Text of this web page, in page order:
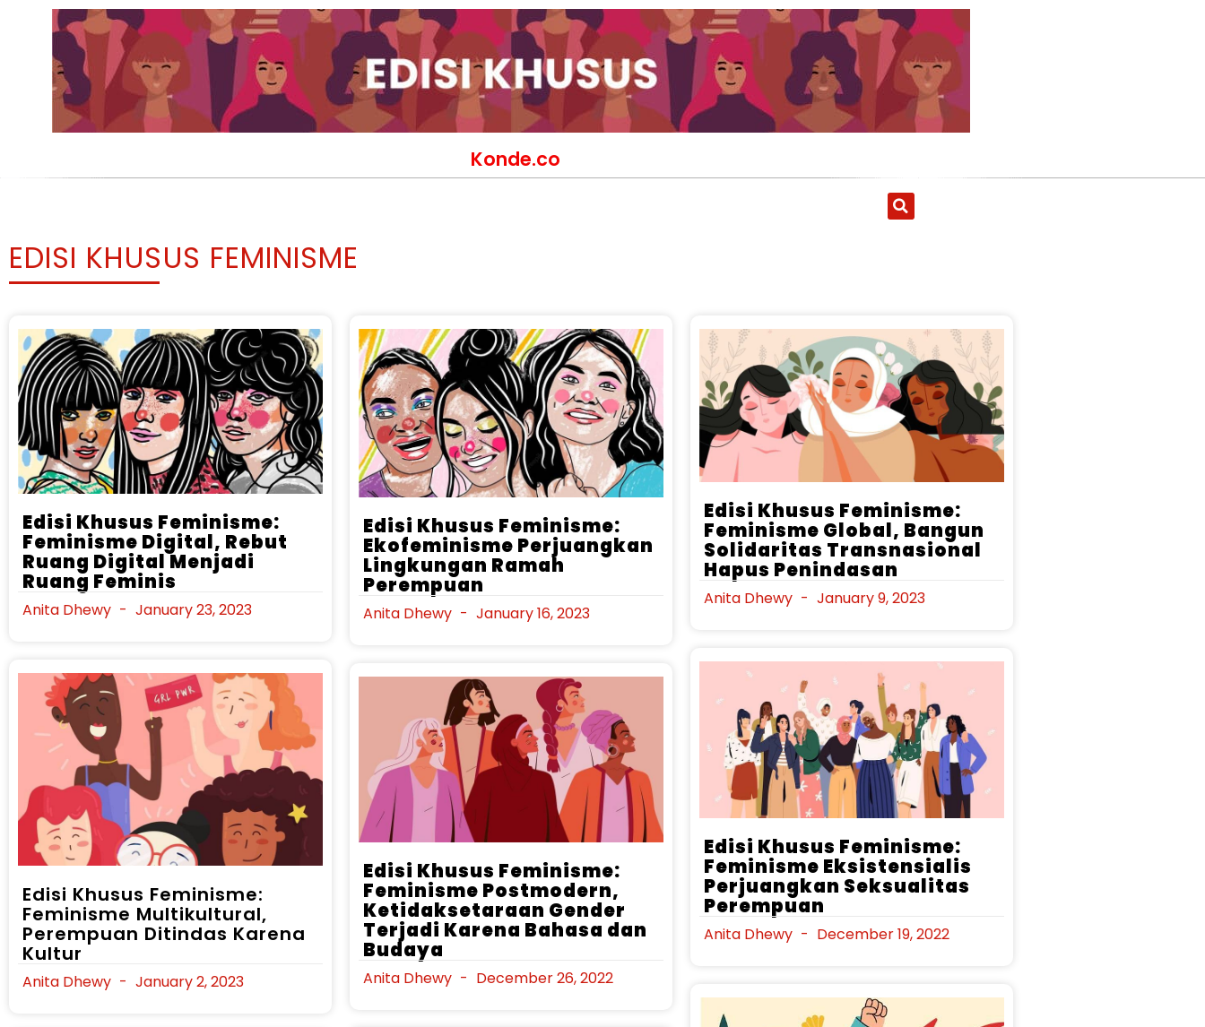
Konde.co
EDISI KHUSUS FEMINISME
Edisi Khusus Feminisme:
Feminisme Digital, Rebut
Ruang Digital Menjadi
Ruang Feminis
Anita Dhewy January 23, 2023
Edisi Khusus Feminisme:
Ekofeminisme Perjuangkan
Lingkungan Ramah
Perempuan
Anita Dhewy January 16, 2023
Edisi Khusus Feminisme:
Feminisme Global, Bangun
Solidaritas Transnasional
Hapus Penindasan
Anita Dhewy January 9, 2023
Edisi Khusus Feminisme:
Feminisme Multikultural,
Perempuan Ditindas Karena
Kultur
Anita Dhewy January 2, 2023
Edisi Khusus Feminisme:
Feminisme Postmodern,
Ketidaksetaraan Gender
Terjadi Karena Bahasa dan
Budaya
Anita Dhewy December 26, 2022
Edisi Khusus Feminisme:
Feminisme Eksistensialis
Perjuangkan Seksualitas
Perempuan
Anita Dhewy December 19, 2022